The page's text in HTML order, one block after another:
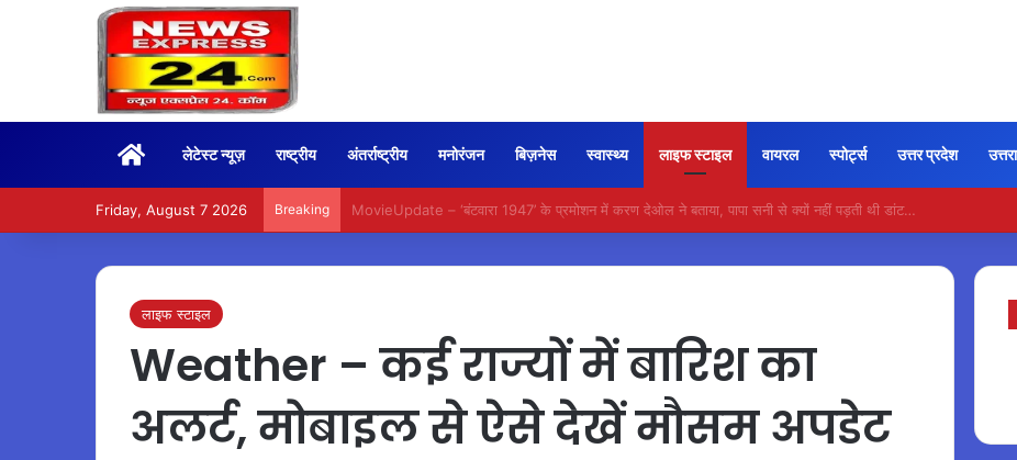
Homeलेटेस्ट न्यूज़ राष्ट्रीय अंतर्राष्ट्रीय मनोरंजन बिज़नेस स्वास्थ्य लाइफ स्टाइल वायरल स्पोर्ट्स उत्तर प्रदेश
Friday, August 7 2026 Breaking BoxOffice – 15वें दिन भी कायम रही ‘जन नायकन’ की रफ्तार, 185 करोड़ के पार पहुंची कमाई…
लाइफ स्टाइल
Weather – कई राज्यों में बारिश का
अलर्ट, मोबाइल से ऐसे देखें मौसम अपडेट